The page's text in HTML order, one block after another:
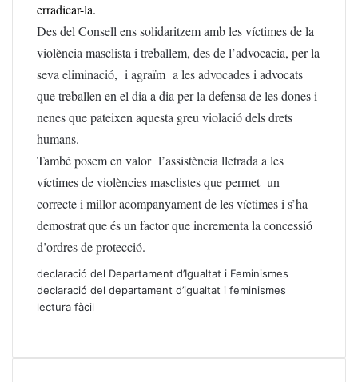
erradicar-la.
Des del Consell ens solidaritzem amb les víctimes de la
violència masclista i treballem, des de l’advocacia, per la
seva eliminació, i agraïm a les advocades i advocats
que treballen en el dia a dia per la defensa de les dones i
nenes que pateixen aquesta greu violació dels drets
humans.
També posem en valor l’assistència lletrada a les
víctimes de violències masclistes que permet un
correcte i millor acompanyament de les víctimes i s’ha
demostrat que és un factor que incrementa la concessió
d’ordres de protecció.
declaració del Departament d’Igualtat i Feminismes
declaració del departament d’igualtat i feminismes
lectura fàcil